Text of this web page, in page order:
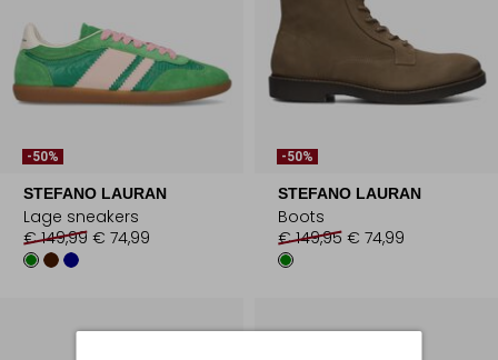
-50%
STEFANO LAURAN
Lage sneakers
€ 149,99 € 74,99
-50%
STEFANO LAURAN
Boots
€ 149,95 € 74,99